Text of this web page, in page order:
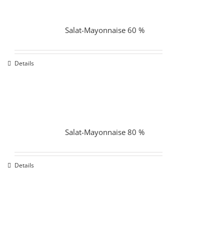
Salat-Mayonnaise 60 %
Details
Salat-Mayonnaise 80 %
Details